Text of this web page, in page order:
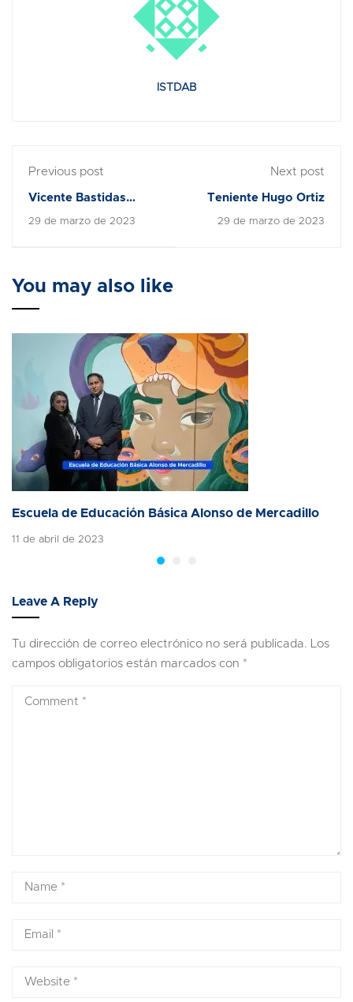
ISTDAB
Previous post
Vicente Bastidas
29 de marzo de 2023
Next post
Teniente Hugo Ortiz
29 de marzo de 2023
You may also like
Escuela de Educación Básica Alonso de Mercadillo
11 de abril de 2023
Leave A Reply
Tu dirección de correo electrónico no será publicada. Los
campos obligatorios están marcados con *